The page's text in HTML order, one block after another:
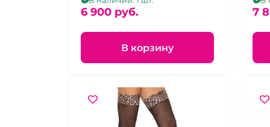
6 900 pуб.
В корзину
7